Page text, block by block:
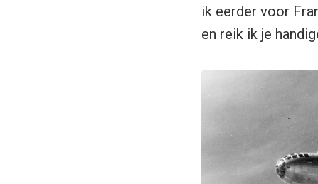
ik eerder voor
en reik ik je